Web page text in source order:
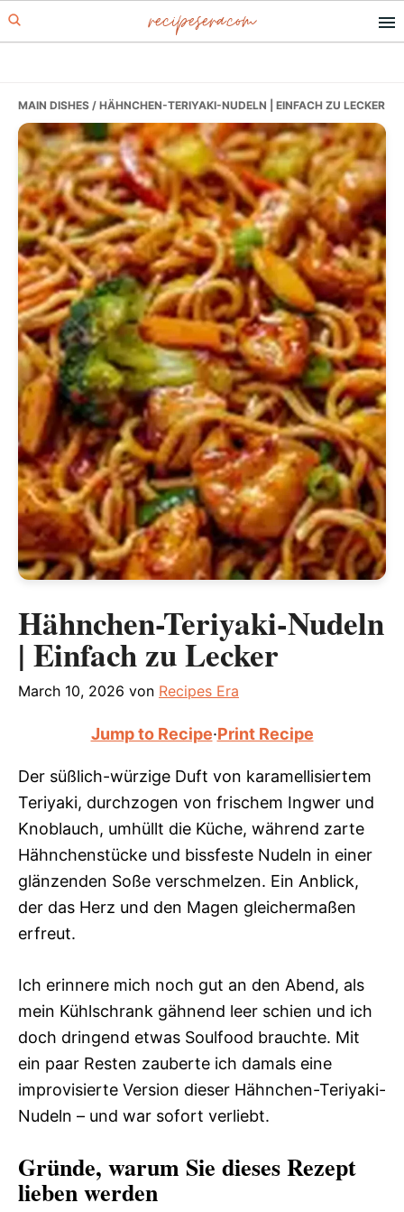
Skip
to
Skip
to
Skip
to
recipesera.com
MAIN DISHES / HÄHNCHEN-TERIYAKI-NUDELN | EINFACH ZU LECKER
Hähnchen-Teriyaki-Nudeln
| Einfach zu Lecker
March 10, 2026 von Recipes Era
Jump to Recipe·Print Recipe
Der süßlich-würzige Duft von karamellisiertem
Teriyaki, durchzogen von frischem Ingwer und
Knoblauch, umhüllt die Küche, während zarte
Hähnchenstücke und bissfeste Nudeln in einer
glänzenden Soße verschmelzen. Ein Anblick,
der das Herz und den Magen gleichermaßen
erfreut.
Ich erinnere mich noch gut an den Abend, als
mein Kühlschrank gähnend leer schien und ich
doch dringend etwas Soulfood brauchte. Mit
ein paar Resten zauberte ich damals eine
improvisierte Version dieser Hähnchen-Teriyaki-
Nudeln – und war sofort verliebt.
Gründe, warum Sie dieses Rezept
lieben werden